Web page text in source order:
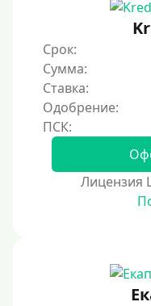
С просрочками
Залог
Под залог ПТС
Без залога
Под залог
Под ПТС по
Под ПТС грузового
Срок:
Сумма:
Ставка:
Одобрение:
Лицензия